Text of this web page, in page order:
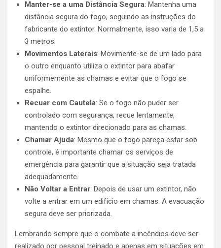
Manter-se a uma Distância Segura: Mantenha uma
distância segura do fogo, seguindo as instruções do
fabricante do extintor. Normalmente, isso varia de 1,5 a
3 metros.
Movimentos Laterais: Movimente-se de um lado para
o outro enquanto utiliza o extintor para abafar
uniformemente as chamas e evitar que o fogo se
espalhe.
Recuar com Cautela: Se o fogo não puder ser
controlado com segurança, recue lentamente,
mantendo o extintor direcionado para as chamas.
Chamar Ajuda: Mesmo que o fogo pareça estar sob
controle, é importante chamar os serviços de
emergência para garantir que a situação seja tratada
adequadamente.
Não Voltar a Entrar: Depois de usar um extintor, não
volte a entrar em um edifício em chamas. A evacuação
segura deve ser priorizada.
Lembrando sempre que o combate a incêndios deve ser
realizado por pessoal treinado e apenas em situações em